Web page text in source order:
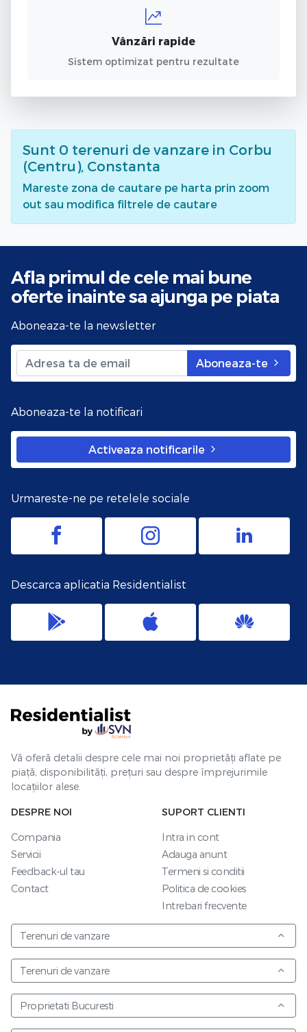
Vânzări rapide
Sistem optimizat pentru rezultate
Sunt 0 terenuri de vanzare in Corbu
(Centru), Constanta
Mareste zona de cautare pe harta prin zoom
out sau modifica filtrele de cautare
Afla primul de cele mai bune
oferte inainte sa ajunga pe piata
Aboneaza-te la newsletter
Aboneaza-te
Aboneaza-te la notificari
Activeaza notificarile
Urmareste-ne pe retelele sociale
Descarca aplicatia Residentialist
Vă oferă detalii despre cele mai noi proprietăți aflate pe
piață, disponibilități, prețuri sau despre împrejurimile
locațiilor alese.
DESPRE NOI
Compania
Servicii
Feedback-ul tau
Contact
SUPORT CLIENTI
Intra in cont
Adauga anunt
Termeni si conditii
Politica de cookies
Intrebari frecvente
Terenuri de vanzare
Terenuri de vanzare
Proprietati Bucuresti